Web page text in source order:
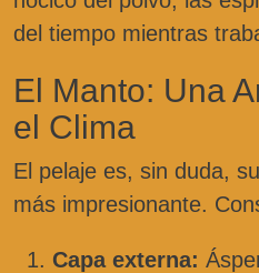
del tiempo mientras
El Manto: Una
el Clima
El pelaje es, sin duda,
más impresionante.
Capa externa: